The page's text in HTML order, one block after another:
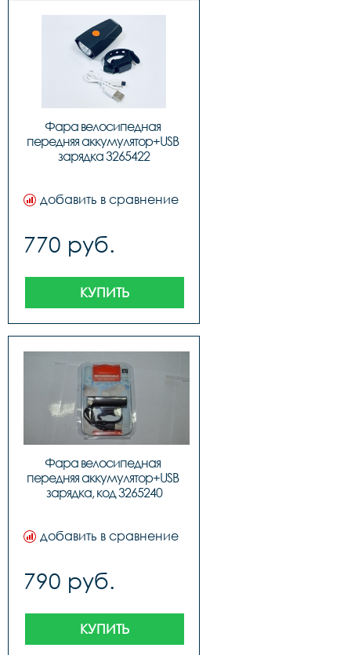
Фара велосипедная
передняя аккумулятор+USB
зарядка 3265422
добавить в сравнение
770 руб.
КУПИТЬ
Фара велосипедная
передняя аккумулятор+USB
зарядка, код 3265240
добавить в сравнение
790 руб.
КУПИТЬ